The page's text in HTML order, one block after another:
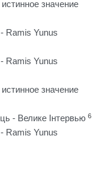
значение
Ramis Yunus
Ramis Yunus
значение
- Велике Інтервью 6
Ramis Yunus